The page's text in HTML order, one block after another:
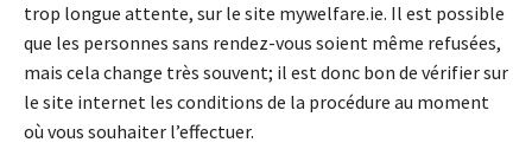
trop longue attente, sur le site mywelfare.ie. Il est possible
que les personnes sans rendez-vous soient même refusées,
mais cela change très souvent; il est donc bon de vérifier sur
le site internet les conditions de la procédure au moment
où vous souhaiter l’effectuer.